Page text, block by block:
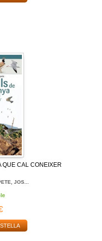
QUE CAL CONEIXER
JOS...